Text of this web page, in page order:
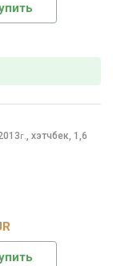
2013г.
хэтчбек, 1,6